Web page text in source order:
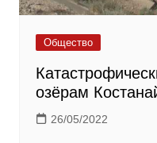
Общество
озёрам
26/05/2022